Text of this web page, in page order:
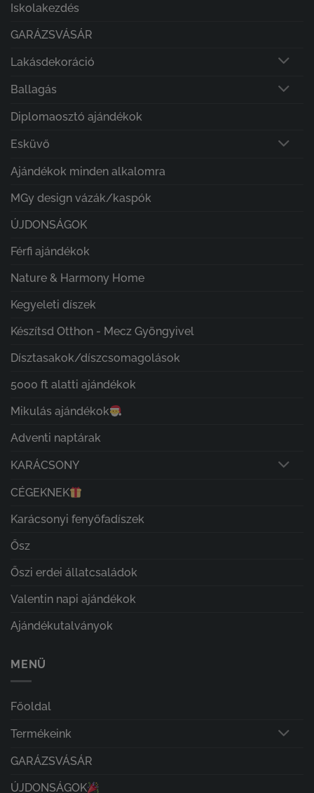
Iskolakezdés
GARÁZSVÁSÁR
Lakásdekoráció
Ballagás
Diplomaosztó ajándékok
Esküvő
Ajándékok minden alkalomra
MGy design vázák/kaspók
ÚJDONSÁGOK
Férfi ajándékok
Nature & Harmony Home
Kegyeleti díszek
Készítsd Otthon - Mecz Gyöngyivel
Dísztasakok/díszcsomagolások
5000 ft alatti ajándékok
Mikulás ajándékok
Adventi naptárak
KARÁCSONY
CÉGEKNEK
Karácsonyi fenyőfadíszek
Ősz
Őszi erdei állatcsaládok
Valentin napi ajándékok
Ajándékutalványok
MENÜ
Főoldal
Termékeink
GARÁZSVÁSÁR
ÚJDONSÁGOK